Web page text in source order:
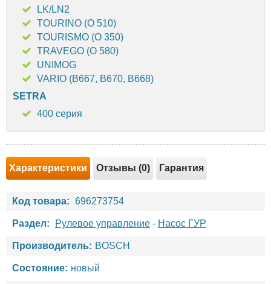
LK/LN2
TOURINO (O 510)
TOURISMO (O 350)
TRAVEGO (O 580)
UNIMOG
VARIO (B667, B670, B668)
SETRA
400 серия
Характеристики Отзывы (0) Гарантия
Код товара: 696273754
Раздел: Рулевое управление - Насос ГУР
Производитель: BOSCH
Состояние: новый